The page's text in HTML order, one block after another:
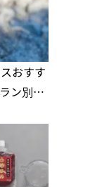
おすす
ン別、